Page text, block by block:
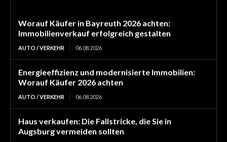
Worauf Käufer in Bayreuth 2026 achten:
Immobilienverkauf erfolgreich gestalten
AUTO / VERKEHR 06.08.2026
Energieeffizienz und modernisierte Immobilien:
Worauf Käufer 2026 achten
AUTO / VERKEHR 06.08.2026
Haus verkaufen: Die Fallstricke, die Sie in
Augsburg vermeiden sollten